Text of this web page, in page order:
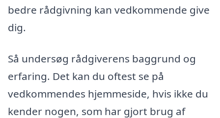
bedre rådgivning kan vedkommende give
dig.
Så undersøg rådgiverens baggrund og
erfaring. Det kan du oftest se på
vedkommendes hjemmeside, hvis ikke du
kender nogen, som har gjort brug af